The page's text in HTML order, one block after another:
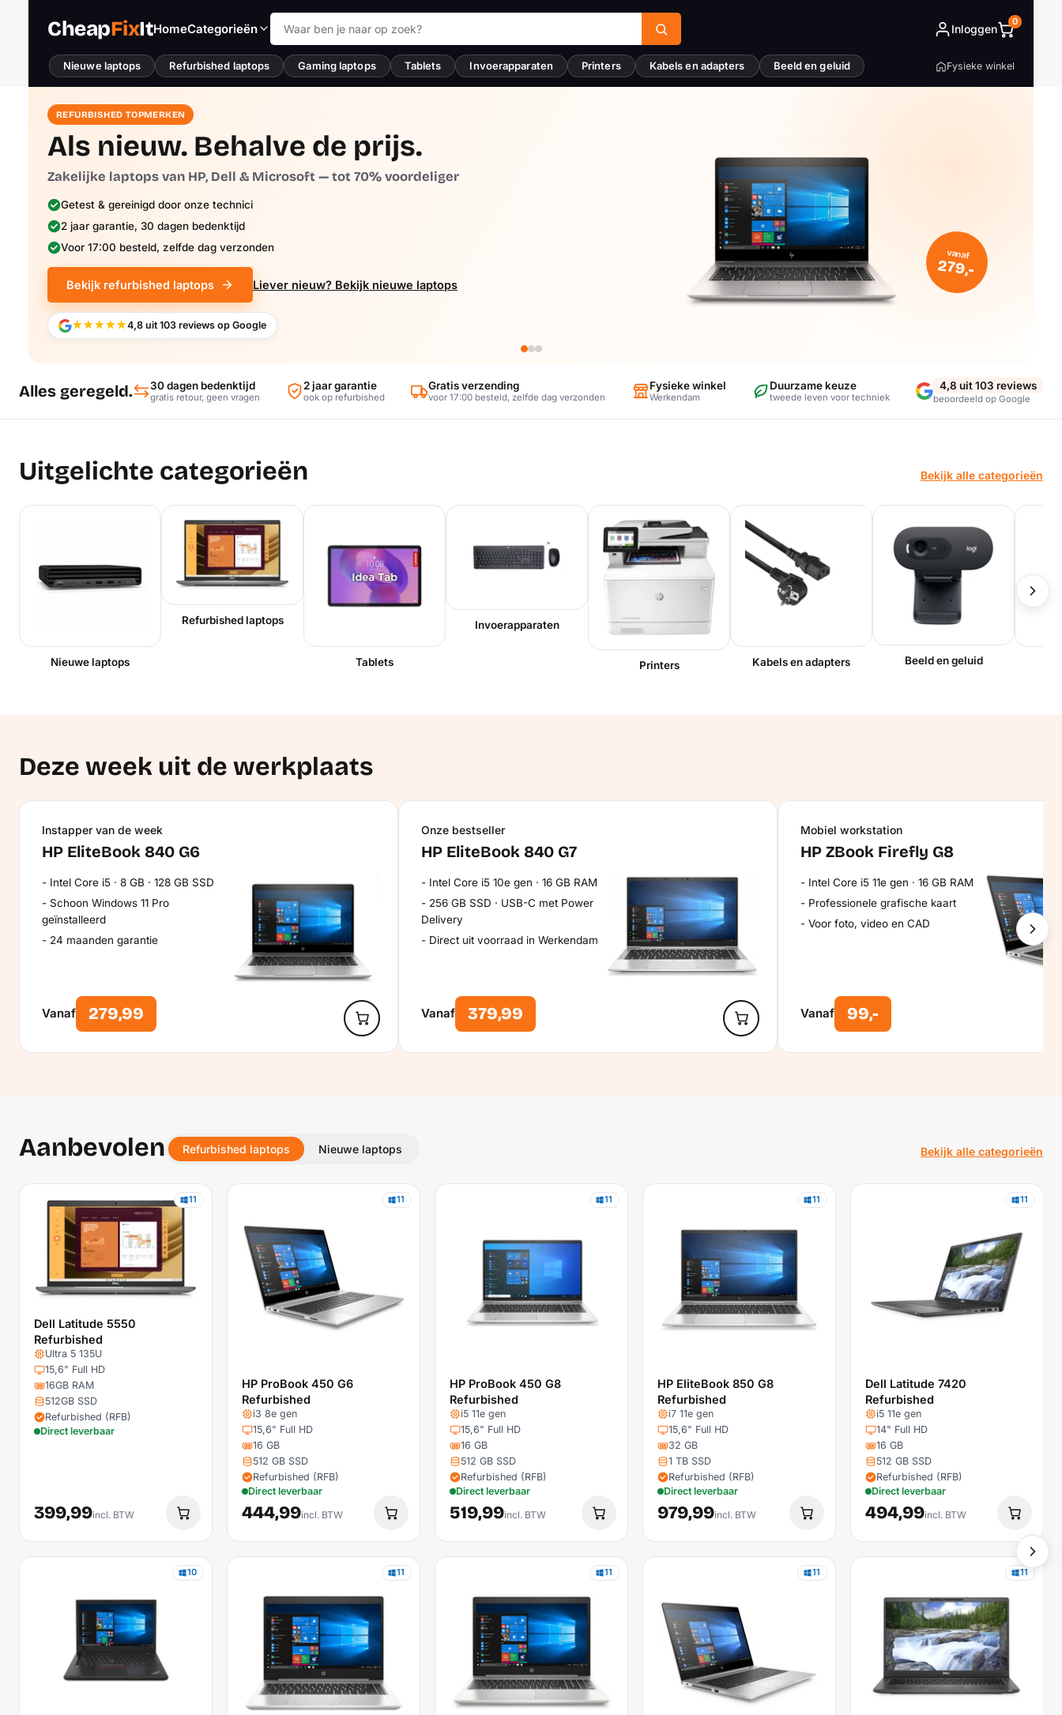
CheapFixItHomeCategorieën Inloggen
0
Nieuwe laptops Refurbished laptops Gaming laptops Tablets Invoerapparaten Printers Kabels en adapters Beeld en geluid Fysieke winkel
REFURBISHED TOPMERKEN
Als nieuw. Behalve de prijs.
Zakelijke laptops van HP, Dell & Microsoft — tot 70% voordeliger
Getest & gereinigd door onze technici
2 jaar garantie, 30 dagen bedenktijd
Voor 17:00 besteld, zelfde dag verzonden
Bekijk refurbished laptops Liever nieuw? Bekijk nieuwe laptops
★★★★★4,8 uit 103 reviews op Google
vanaf
279,-
Alles geregeld. 30 dagen bedenktijd
gratis retour, geen vragen
2 jaar garantie
ook op refurbished
Gratis verzending
voor 17:00 besteld, zelfde dag verzonden
Fysieke winkel
Werkendam
Duurzame keuze
tweede leven voor techniek
4,8 uit 103 reviews
beoordeeld op Google
Uitgelichte categorieën Bekijk alle categorieën
Nieuwe laptops
Refurbished laptops
Tablets
Invoerapparaten
Printers Kabels en adapters Beeld en geluid
Deze week uit de werkplaats
Instapper van de week
HP EliteBook 840 G6
Intel Core i5 · 8 GB · 128 GB SSD
Schoon Windows 11 Pro
geïnstalleerd
24 maanden garantie
Vanaf 279,99
Onze bestseller
HP EliteBook 840 G7
Intel Core i5 10e gen · 16 GB RAM
256 GB SSD · USB-C met Power
Delivery
Direct uit voorraad in Werkendam
Vanaf 379,99
Mobiel workstation
HP ZBook Firefly G8
Intel Core i5 11e gen · 16 GB RAM
Professionele grafische kaart
Voor foto, video en CAD
Vanaf 99,-
Aanbevolen Refurbished laptops Nieuwe laptops Bekijk alle categorieën
11
Dell Latitude 5550
Refurbished
Ultra 5 135U
15,6" Full HD
16GB RAM
512GB SSD
Refurbished (RFB)
Direct leverbaar
399,99incl. BTW
10
11
HP ProBook 450 G6
Refurbished
i3 8e gen
15,6" Full HD
16 GB
512 GB SSD
Refurbished (RFB)
Direct leverbaar
444,99incl. BTW
11
11
HP ProBook 450 G8
Refurbished
i5 11e gen
15,6" Full HD
16 GB
512 GB SSD
Refurbished (RFB)
Direct leverbaar
519,99incl. BTW
11
11
HP EliteBook 850 G8
Refurbished
i7 11e gen
15,6" Full HD
32 GB
1 TB SSD
Refurbished (RFB)
Direct leverbaar
979,99incl. BTW
11
11
Dell Latitude 7420
Refurbished
i5 11e gen
14" Full HD
16 GB
512 GB SSD
Refurbished (RFB)
Direct leverbaar
494,99incl. BTW
11